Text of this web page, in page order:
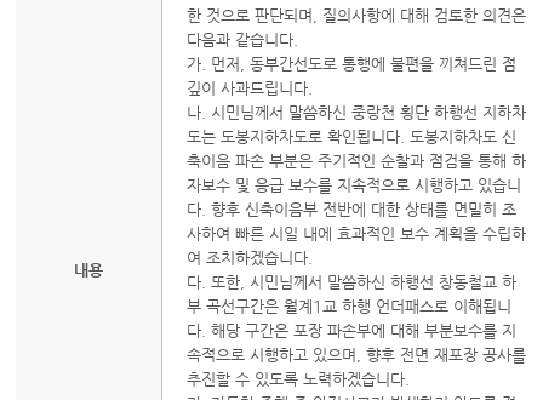
내용
한 것으로 판단되며, 질의사항에 대해 검토한 의견은
다음과 같습니다.
가. 먼저, 동부간선도로 통행에 불편을 끼쳐드린 점
깊이 사과드립니다.
나. 시민님께서 말씀하신 중랑천 횡단 하행선 지하차
도는 도봉지하차도로 확인됩니다. 도봉지하차도 신
축이음 파손 부분은 주기적인 순찰과 점검을 통해 하
자보수 및 응급 보수를 지속적으로 시행하고 있습니
다. 향후 신축이음부 전반에 대한 상태를 면밀히 조
사하여 빠른 시일 내에 효과적인 보수 계획을 수립하
여 조치하겠습니다.
다. 또한, 시민님께서 말씀하신 하행선 창동철교 하
부 곡선구간은 월계1교 하행 언더패스로 이해됩니
다. 해당 구간은 포장 파손부에 대해 부분보수를 지
속적으로 시행하고 있으며, 향후 전면 재포장 공사를
추진할 수 있도록 노력하겠습니다.